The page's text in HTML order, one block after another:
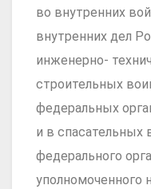
во внутренних
внутренних дел
инженерно-
строительных
федеральных
и в спасательных
федерального
уполномоченного